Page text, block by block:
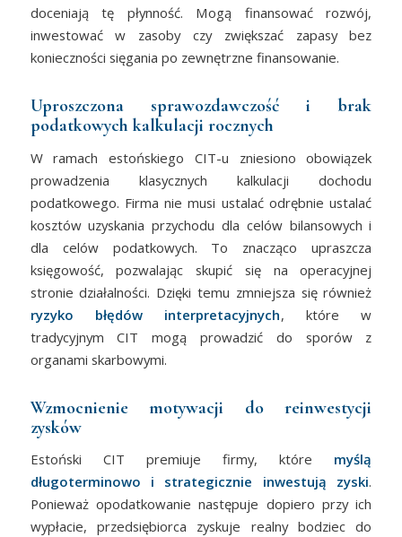
doceniają tę płynność. Mogą finansować rozwój,
inwestować w zasoby czy zwiększać zapasy bez
konieczności sięgania po zewnętrzne finansowanie.
Uproszczona sprawozdawczość i brak
podatkowych kalkulacji rocznych
W ramach estońskiego CIT-u zniesiono obowiązek
prowadzenia klasycznych kalkulacji dochodu
podatkowego. Firma nie musi ustalać odrębnie ustalać
kosztów uzyskania przychodu dla celów bilansowych i
dla celów podatkowych. To znacząco upraszcza
księgowość, pozwalając skupić się na operacyjnej
stronie działalności. Dzięki temu zmniejsza się również
ryzyko błędów interpretacyjnych, które w
tradycyjnym CIT mogą prowadzić do sporów z
organami skarbowymi.
Wzmocnienie motywacji do reinwestycji
zysków
Estoński CIT premiuje firmy, które myślą
długoterminowo i strategicznie inwestują zyski.
Ponieważ opodatkowanie następuje dopiero przy ich
wypłacie, przedsiębiorca zyskuje realny bodziec do